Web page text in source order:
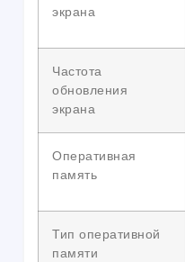
экрана
Частота
обновления
экрана
Оперативная
память
Тип оперативной
памяти